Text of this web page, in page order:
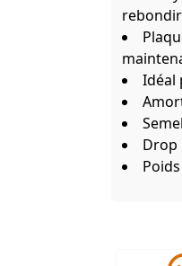
rebondir
Idéal
Drop